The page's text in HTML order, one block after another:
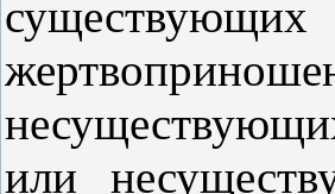
или